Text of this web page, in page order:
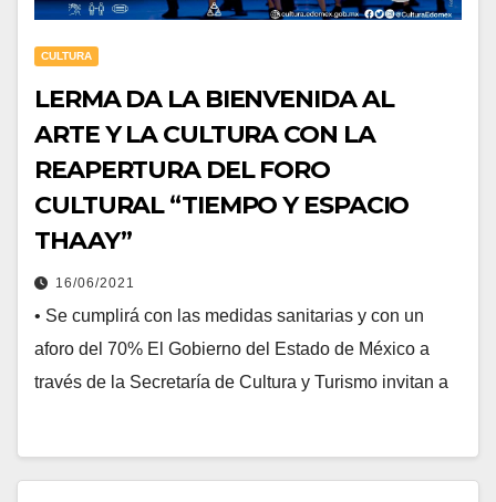
CULTURA
LERMA DA LA BIENVENIDA AL
ARTE Y LA CULTURA CON LA
REAPERTURA DEL FORO
CULTURAL “TIEMPO Y ESPACIO
THAAY”
16/06/2021
• Se cumplirá con las medidas sanitarias y con un
aforo del 70% El Gobierno del Estado de México a
través de la Secretaría de Cultura y Turismo invitan a